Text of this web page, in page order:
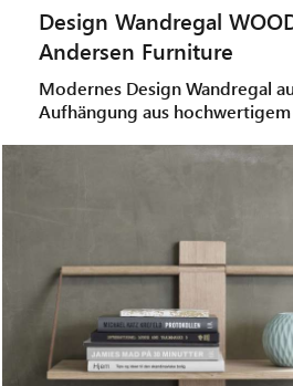
Design Wandregal
Andersen Furniture
Modernes Design Wandregal
Aufhängung aus